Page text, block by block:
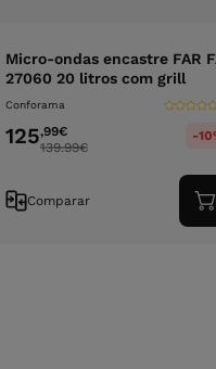
Micro-ondas encastre FAR
27060 20 litros com grill
Conforama
125,99€
139.99€
-
Comparar